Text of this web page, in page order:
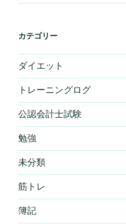
カテゴリー
ダイエット
トレーニングログ
公認会計士試験
勉強
未分類
筋トレ
簿記